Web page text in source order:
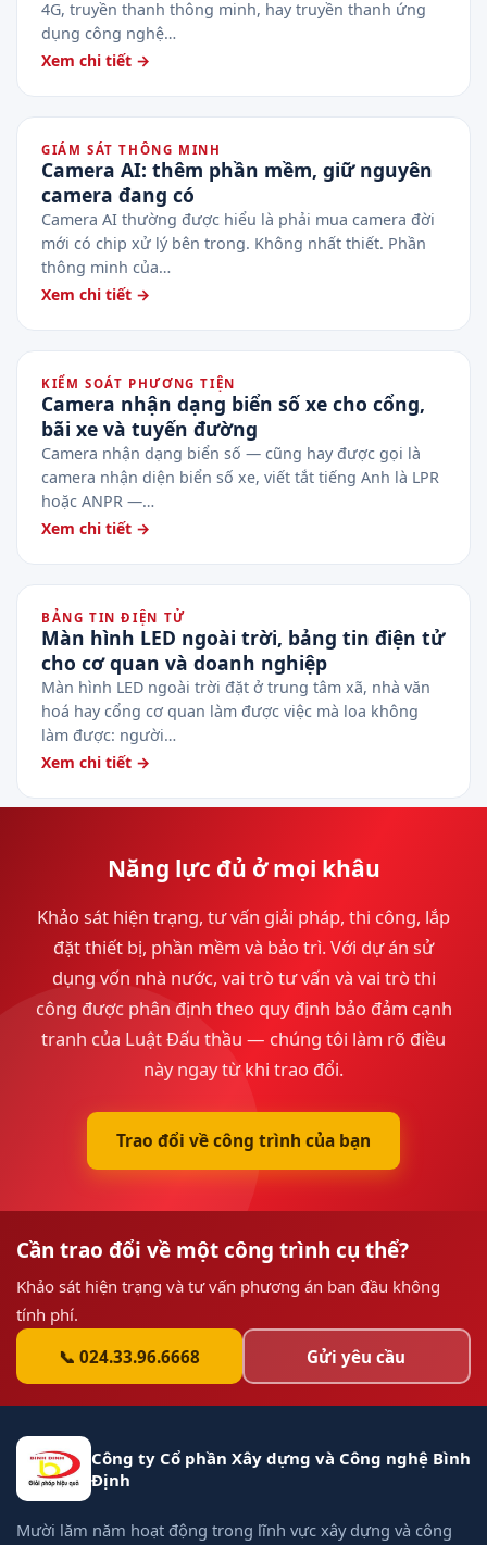
4G, truyền thanh thông minh, hay truyền thanh ứng
dụng công nghệ…
Xem chi tiết →
GIÁM SÁT THÔNG MINH
Camera AI: thêm phần mềm, giữ nguyên
camera đang có
Camera AI thường được hiểu là phải mua camera đời
mới có chip xử lý bên trong. Không nhất thiết. Phần
thông minh của…
Xem chi tiết →
KIỂM SOÁT PHƯƠNG TIỆN
Camera nhận dạng biển số xe cho cổng,
bãi xe và tuyến đường
Camera nhận dạng biển số — cũng hay được gọi là
camera nhận diện biển số xe, viết tắt tiếng Anh là LPR
hoặc ANPR —…
Xem chi tiết →
BẢNG TIN ĐIỆN TỬ
Màn hình LED ngoài trời, bảng tin điện tử
cho cơ quan và doanh nghiệp
Màn hình LED ngoài trời đặt ở trung tâm xã, nhà văn
hoá hay cổng cơ quan làm được việc mà loa không
làm được: người…
Xem chi tiết →
Năng lực đủ ở mọi khâu
Khảo sát hiện trạng, tư vấn giải pháp, thi công, lắp
đặt thiết bị, phần mềm và bảo trì. Với dự án sử
dụng vốn nhà nước, vai trò tư vấn và vai trò thi
công được phân định theo quy định bảo đảm cạnh
tranh của Luật Đấu thầu — chúng tôi làm rõ điều
này ngay từ khi trao đổi.
Trao đổi về công trình của bạn
Cần trao đổi về một công trình cụ thể?
Khảo sát hiện trạng và tư vấn phương án ban đầu không
tính phí.
📞 024.33.96.6668
Gửi yêu cầu
Công ty Cổ phần Xây dựng và Công nghệ Bình
Định
Mười lăm năm hoạt động trong lĩnh vực xây dựng và công